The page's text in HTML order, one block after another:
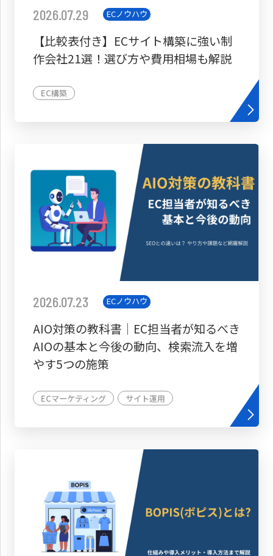
2026.07.29 ECノウハウ
【比較表付き】ECサイト構築に強い制
作会社21選！選び方や費用相場も解説
EC構築
2026.07.23 ECノウハウ
AIO対策の教科書│EC担当者が知るべき
AIOの基本と今後の動向、検索流入を増
やす5つの施策
ECマーケティング サイト運用